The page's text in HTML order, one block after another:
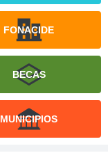
FONACIDE
BECAS
MUNICIPIOS